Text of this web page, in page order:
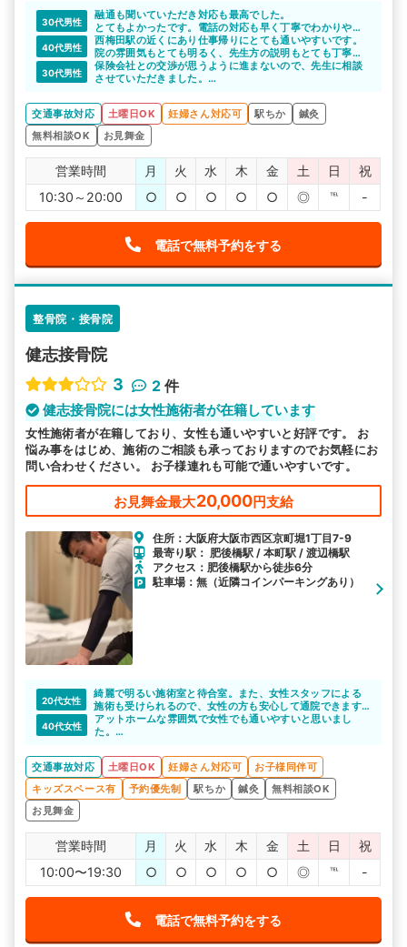
30代男性
融通も聞いていただき対応も最高でした。
とてもよかったです。電話の対応も早く丁寧でわかりやす
くて、相談がしやすい感じです。困っていたので助かりま
した。
他の人にもたくさん紹介したいと思います。初めてだった
ので不安でしたが治って良かったです。
40代男性
西梅田駅の近くにあり仕事帰りにとても通いやすいです。
院の雰囲気もとても明るく、先生方の説明もとても丁寧で
一人一人を大切にしているのが伝わってきます。本当に感
謝です。
30代男性
保険会社との交渉が思うように進まないので、先生に相談
させていただきました。
アドバイス通りに交渉してみようと思います。
交通事故対応 土曜日OK 妊婦さん対応可 駅ちか
鍼灸
無料相談OK
お見舞金
営業時間 月 火 水 木 金 土 日
祝
10:30～20:00
○ ○ ○ ○ ○ ◎ ℡ -
電話で無料予約をする
整骨院・接骨院
健志接骨院
3
2 件
健志接骨院には女性施術者が在籍しています
女性施術者が在籍しており、女性も通いやすいと好評です。 お
悩み事をはじめ、施術のご相談も承っておりますのでお気軽にお
問い合わせください。 お子様連れも可能で通いやすいです。
お見舞金最大20,000円支給
住所：大阪府大阪市西区京町堀1丁目7-9
最寄り駅： 肥後橋駅 / 本町駅 / 渡辺橋駅
アクセス：肥後橋駅から徒歩6分
駐車場：無（近隣コインパーキングあり）
20代女性
綺麗で明るい施術室と待合室。また、女性スタッフによる
施術も受けられるので、女性の方も安心して通院できます
ね。
40代女性
アットホームな雰囲気で女性でも通いやすいと思いまし
た。
られているので、外から見える心配もないです。
交通事故対応 土曜日OK 妊婦さん対応可
お子様同伴可
キッズスペース有
予約優先制 駅ちか 鍼灸
無料相談OK
お見舞金
営業時間 月 火 水 木 金 土 日
祝
10:00〜19:30
○ ○ ○ ○ ○ ◎ ℡ -
電話で無料予約をする